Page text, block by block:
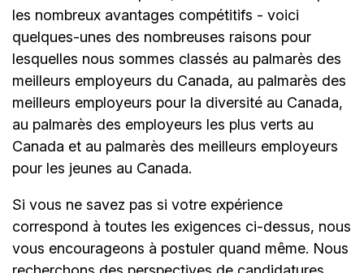
les nombreux avantages compétitifs - voici
quelques-unes des nombreuses raisons pour
lesquelles nous sommes classés au palmarès des
meilleurs employeurs du Canada, au palmarès des
meilleurs employeurs pour la diversité au Canada,
au palmarès des employeurs les plus verts au
Canada et au palmarès des meilleurs employeurs
pour les jeunes au Canada.
Si vous ne savez pas si votre expérience
correspond à toutes les exigences ci-dessus, nous
vous encourageons à postuler quand même. Nous